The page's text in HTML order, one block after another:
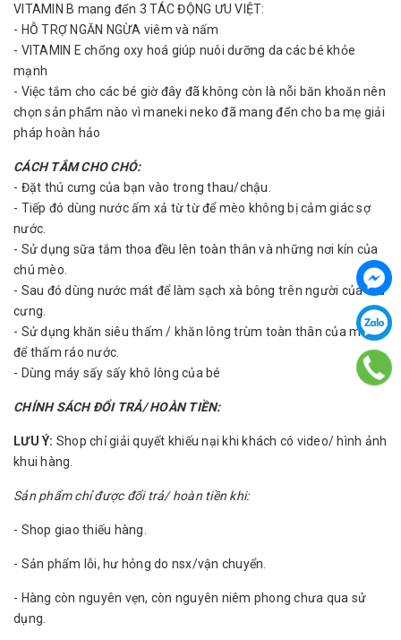
VITAMIN B mang đến 3 TÁC ĐỘNG ƯU VIỆT:
- HỖ TRỢ NGĂN NGỪA viêm và nấm
- VITAMIN E chống oxy hoá giúp nuôi dưỡng da các bé khỏe
mạnh
- Việc tắm cho các bé giờ đây đã không còn là nỗi băn khoăn nên
chọn sản phẩm nào vì maneki neko đã mang đến cho ba mẹ giải
pháp hoàn hảo
CÁCH TẮM CHO CHÓ:
- Đặt thú cưng của bạn vào trong thau/chậu.
- Tiếp đó dùng nước ấm xả từ từ để mèo không bị cảm giác sợ
nước.
- Sử dụng sữa tắm thoa đều lên toàn thân và những nơi kín của
chú mèo.
- Sau đó dùng nước mát để làm sạch xà bông trên người của thú
cưng.
- Sử dụng khăn siêu thấm / khăn lông trùm toàn thân của mèo
để thấm ráo nước.
- Dùng máy sấy sấy khô lông của bé
CHÍNH SÁCH ĐỔI TRẢ/ HOÀN TIỀN:
LƯU Ý: Shop chỉ giải quyết khiếu nại khi khách có video/ hình ảnh
khui hàng.
Sản phẩm chỉ được đổi trả/ hoàn tiền khi:
- Shop giao thiếu hàng.
- Sản phẩm lỗi, hư hỏng do nsx/vận chuyển.
- Hàng còn nguyên vẹn, còn nguyên niêm phong chưa qua sử
dụng.